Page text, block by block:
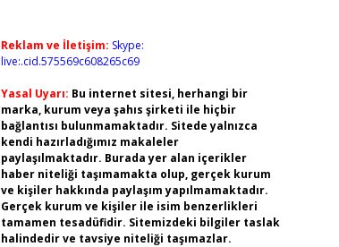
Reklam ve İletişim: Skype:
live:.cid.575569c608265c69
Yasal Uyarı: Bu internet sitesi, herhangi bir
marka, kurum veya şahıs şirketi ile hiçbir
bağlantısı bulunmamaktadır. Sitede yalnızca
kendi hazırladığımız makaleler
paylaşılmaktadır. Burada yer alan içerikler
haber niteliği taşımamakta olup, gerçek kurum
ve kişiler hakkında paylaşım yapılmamaktadır.
Gerçek kurum ve kişiler ile isim benzerlikleri
tamamen tesadüfidir. Sitemizdeki bilgiler taslak
halindedir ve tavsiye niteliği taşımazlar.